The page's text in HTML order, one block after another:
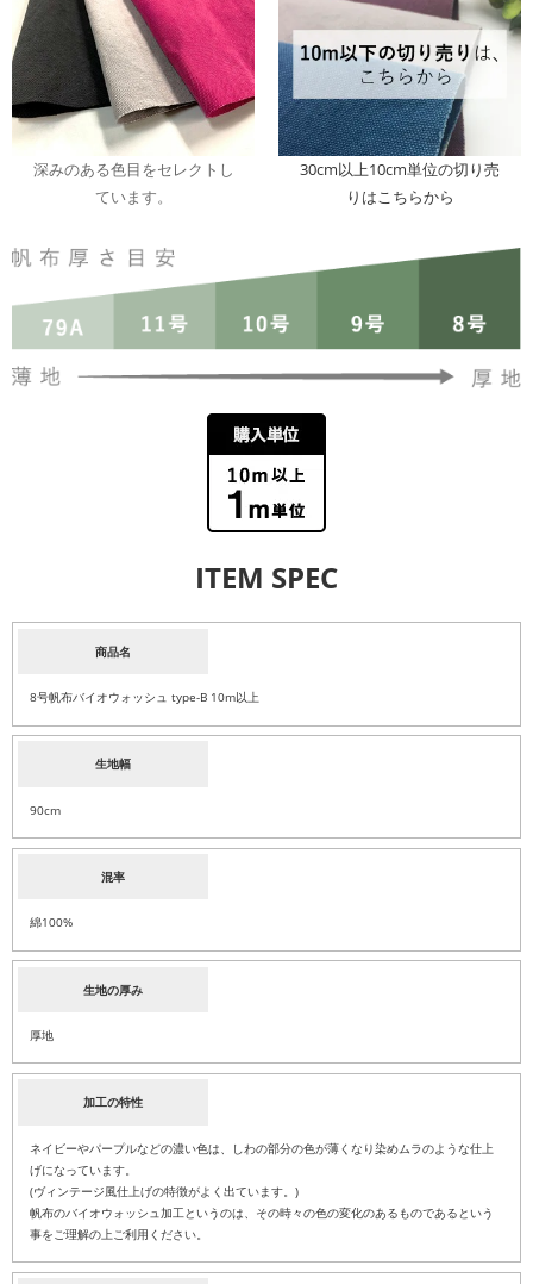
深みのある色目をセレクトし
ています。
30cm以上10cm単位の切り売
りはこちらから
ITEM SPEC
商品名
8号帆布バイオウォッシュ type-B 10m以上
生地幅
90cm
混率
綿100%
生地の厚み
厚地
加工の特性
ネイビーやパープルなどの濃い色は、しわの部分の色が薄くなり染めムラのような仕上
げになっています。
(ヴィンテージ風仕上げの特徴がよく出ています。)
帆布のバイオウォッシュ加工というのは、その時々の色の変化のあるものであるという
事をご理解の上ご利用ください。